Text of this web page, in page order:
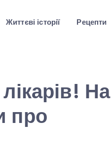
Життєві історії Рецепти
На
про